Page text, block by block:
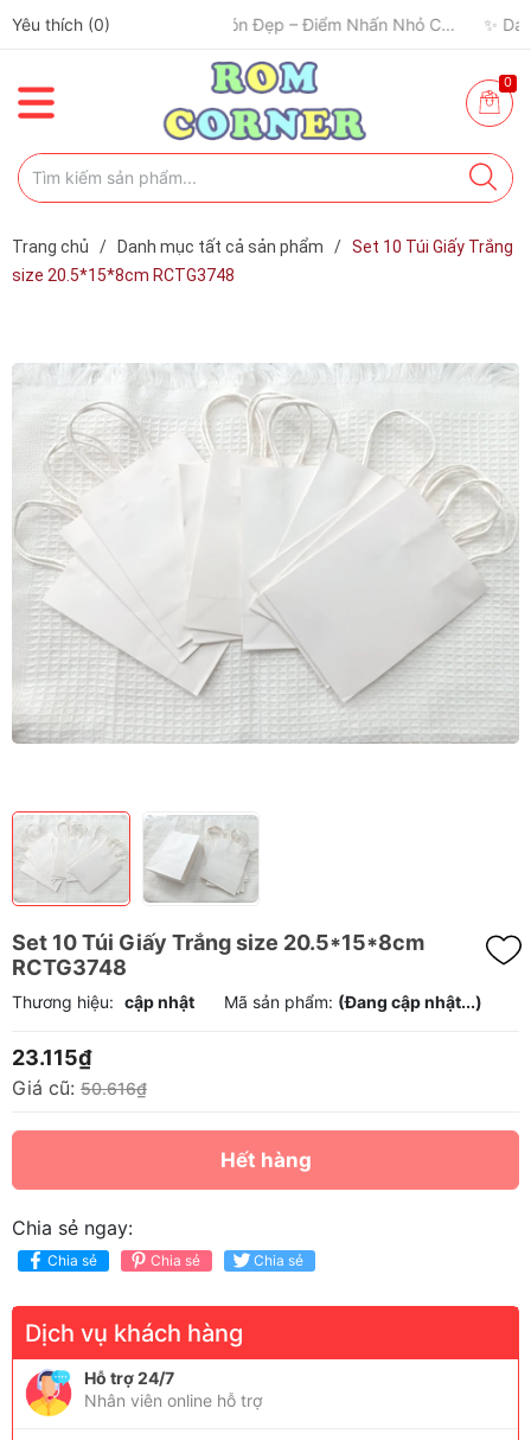
Yêu thích (0)
✈️ Đi Du Lịch – Cách Để Tâm Trạng “Refresh” Hơn ✨ 🧢 Một Chiếc Nón Đẹp – Điểm Nhấn Nhỏ Cho Mỗi Outfit ✨
0
Trang chủ / Danh mục tất cả sản phẩm / Set 10 Túi Giấy Trắng
size 20.5*15*8cm RCTG3748
Set 10 Túi Giấy Trắng size 20.5*15*8cm
RCTG3748
Thương hiệu: cập nhật Mã sản phẩm: (Đang cập nhật...)
23.115₫
Giá cũ: 50.616₫
Hết hàng
Chia sẻ ngay:
Chia sẻ Chia sẻ Chia sẻ
Dịch vụ khách hàng
Hỗ trợ 24/7
Nhân viên online hỗ trợ